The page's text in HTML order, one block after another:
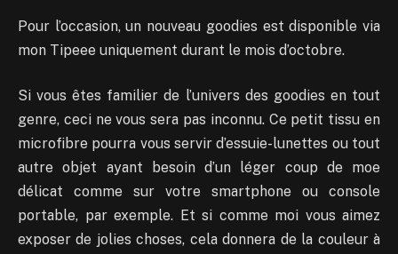
Pour l’occasion, un nouveau goodies est disponible via
mon Tipeee uniquement durant le mois d’octobre.
Si vous êtes familier de l’univers des goodies en tout
genre, ceci ne vous sera pas inconnu. Ce petit tissu en
microfibre pourra vous servir d’essuie-lunettes ou tout
autre objet ayant besoin d’un léger coup de moe
délicat comme sur votre smartphone ou console
portable, par exemple. Et si comme moi vous aimez
exposer de jolies choses, cela donnera de la couleur à